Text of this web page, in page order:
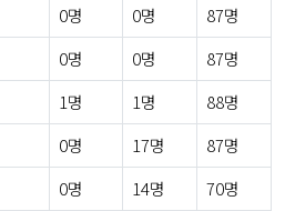
0명 0명
87명
0명 0명
87명
1명 1명
88명
0명 17명
87명
0명 14명
70명